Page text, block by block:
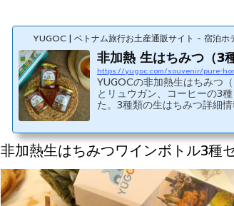
YUGOC | ベトナム旅行お土産通販サイト - 宿泊ホ
非加熱 生はちみつ（3
https://yugoc.com/souvenir/pure-
YUGOCの非加熱生はちみつ
とリュウガン、コーヒーの3
た。3種類の生はちみつ詳細
ム・非加熱のはちみつです
に含まれる大切な栄養素が破
化した場合は40度以下で湯
ているため気泡が発生する場
響はありません。・酵素が生
非加熱生はちみつワインボトル3種